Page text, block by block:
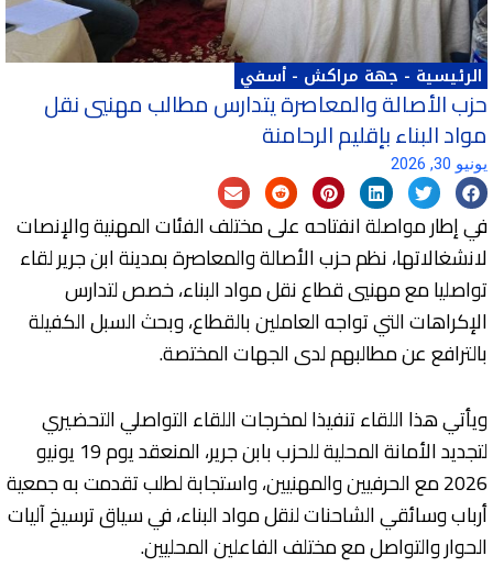
الرئيسية - جهة مراكش - أسفي
حزب الأصالة والمعاصرة يتدارس مطالب مهنيي نقل
مواد البناء بإقليم الرحامنة
يونيو 30, 2026
في إطار مواصلة انفتاحه على مختلف الفئات المهنية والإنصات
لانشغالاتها، نظم حزب الأصالة والمعاصرة بمدينة ابن جرير لقاء
تواصليا مع مهنيي قطاع نقل مواد البناء، خصص لتدارس
الإكراهات التي تواجه العاملين بالقطاع، وبحث السبل الكفيلة
بالترافع عن مطالبهم لدى الجهات المختصة.
ويأتي هذا اللقاء تنفيذا لمخرجات اللقاء التواصلي التحضيري
لتجديد الأمانة المحلية للحزب بابن جرير، المنعقد يوم 19 يونيو
2026 مع الحرفيين والمهنيين، واستجابة لطلب تقدمت به جمعية
أرباب وسائقي الشاحنات لنقل مواد البناء، في سياق ترسيخ آليات
الحوار والتواصل مع مختلف الفاعلين المحليين.